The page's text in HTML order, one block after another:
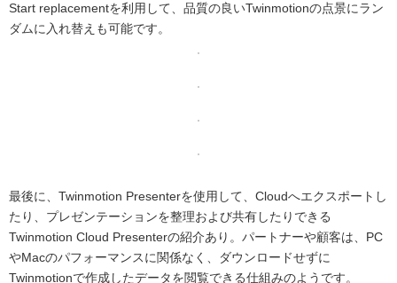
Start replacementを利用して、品質の良いTwinmotionの点景にラン
ダムに入れ替えも可能です。
最後に、Twinmotion Presenterを使用して、Cloudへエクスポートし
たり、プレゼンテーションを整理および共有したりできる
Twinmotion Cloud Presenterの紹介あり。パートナーや顧客は、PC
やMacのパフォーマンスに関係なく、ダウンロードせずに
Twinmotionで作成したデータを閲覧できる仕組みのようです。